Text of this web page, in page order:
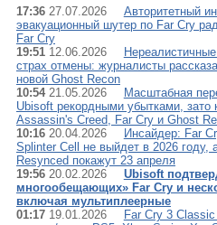
17:36 27.07.2026
Авторитетный
эвакуационный шутер по Far Cry
Far Cry
19:51 12.06.2026
страх отмены: журналисты
новой Ghost Recon
10:5421.05.2026
Масштабная
Ubisoft рекордными убытками, зато
Assassin's Creed, Far Cry и Ghost
10:16 20.04.2026
Инсайдер: Far
Splinter Cell не выйдет в 2026 году,
Resynced покажут 23 апреля
19:56 20.02.2026
Ubisoft
многообещающих» Far Cry и
включая мультиплеерные
01:17 19.01.2026
Far Cry 3